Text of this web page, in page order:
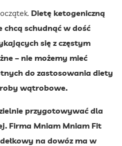
Dietę ketogeniczną
schudnąć w dość
się z częstym
– nie możemy mieć
do zastosowania diety
wątrobowe.
przygotowywać dla
Firma Mniam Mniam Fit
na dowóz ma w